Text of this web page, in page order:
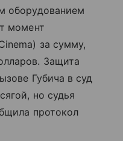
оборудованием
момент
за сумму,
Защита
Губича в суд
но судья
протокол